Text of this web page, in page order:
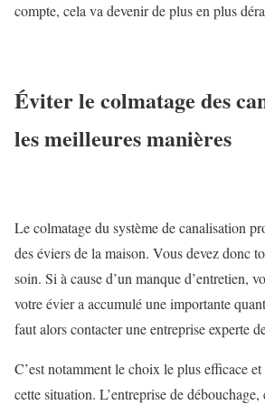
compte, cela va devenir de plus en plus
Éviter le colmatage des
les meilleures manières
Le colmatage du système de canalisation
des éviers de la maison. Vous devez donc
soin. Si à cause d’un manque d’entretien,
votre évier a accumulé une importante
faut alors contacter une entreprise experte
C’est notamment le choix le plus efficace
cette situation. L’entreprise de